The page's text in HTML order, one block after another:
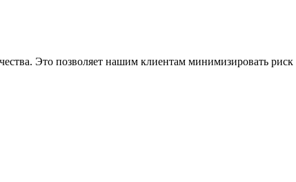
Это позволяет нашим клиентам минимизировать